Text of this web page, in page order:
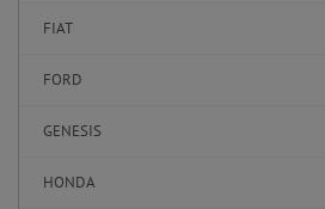
FIAT
FORD
GENESIS
HONDA